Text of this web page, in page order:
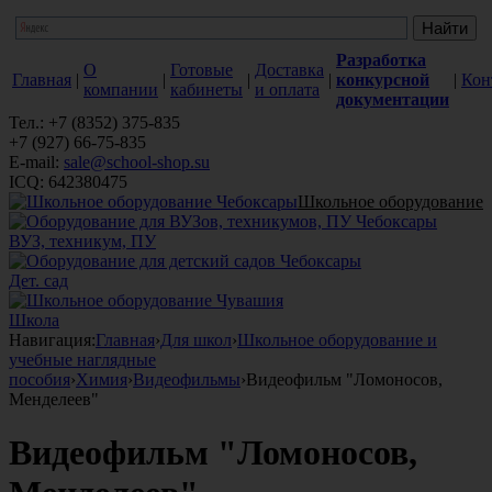
Главная |
О
компании
|
Готовые
кабинеты
|
Доставка
и оплата
|
Разработка
конкурсной
документации
|
Тел.: +7 (8352) 375-835
+7 (927) 66-75-835
E-mail: sale@school-shop.su
ICQ: 642380475
Школьное оборудование
ВУЗ, техникум, ПУ
Дет. сад
Школа
Навигация:Главная›Для школ›Школьное оборудование и
учебные наглядные
пособия›Химия›Видеофильмы›Видеофильм "Ломоносов,
Менделеев"
Видеофильм "Ломоносов,